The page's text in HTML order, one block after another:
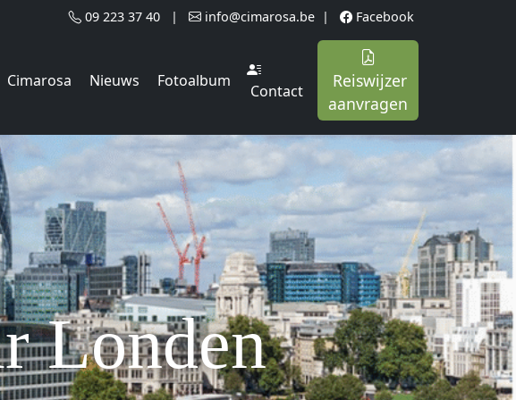
09 223 37 40 | info@cimarosa.be | Facebook
Cimarosa Nieuws Fotoalbum
Contact
Reiswijzer
aanvragen
Londen